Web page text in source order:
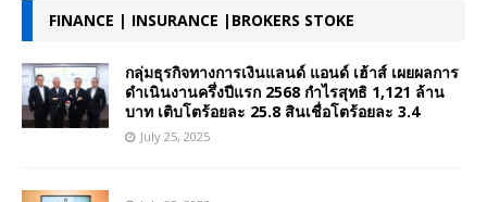
FINANCE | INSURANCE |BROKERS STOKE
กลุ่มธุรกิจทางการเงินแลนด์ แอนด์ เฮ้าส์ เผยผลการ
ดำเนินงานครึ่งปีแรก 2568 กำไรสุทธิ 1,121 ล้าน
บาท เติบโตร้อยละ 25.8 สินเชื่อโตร้อยละ 3.4
July 25, 2025